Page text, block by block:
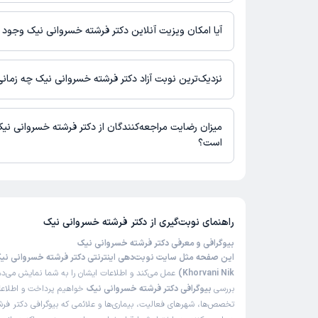
اطلاعاتی درباره محل فعالیت دکتر فرشته خسروانی نیک در مراکز
نیست.
آیا امکان ویزیت آنلاین دکتر فرشته خسروانی نیک وجود
در حال حاضر اطلاعاتی درباره ارائه ویزیت آنلاین توسط دکتر
دسترس نیست. برای دریافت اطلاعات دقیق‌تر، لطفاً با مطب تماس
نزدیک‌ترین نوبت آزاد دکتر فرشته خسروانی نیک چه
زمان نوبت‌دهی و پذیرش بیماران با هماهنگی مطب مشخص می‌شود.
میزان رضایت مراجعه‌کنندگان از دکتر فرشته خسروانی
است؟
راهنمای نوبت‌گیری از دکتر فرشته خسروانی نیک
بیوگرافی و معرفی دکتر فرشته خسروانی نیک
Khorvani Nik)
عمل می‌کند و اطلاعات ایشان را به شما نمایش
بررسی بیوگرافی دکتر فرشته خسروانی نیک خواهیم پرداخت و
تخصص‌ها، شهرهای فعالیت، بیماری‌ها و علائمی که بیوگرافی دکتر